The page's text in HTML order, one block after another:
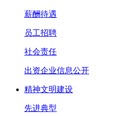
薪酬待遇
员工招聘
社会责任
出资企业信息公开
精神文明建设
先进典型